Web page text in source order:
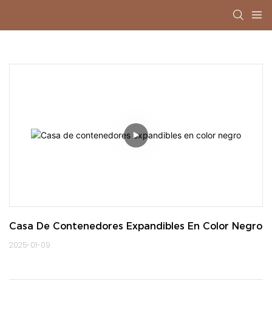
Casa De Contenedores Expandibles En Color Negro
2025-01-09